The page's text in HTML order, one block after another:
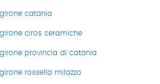
catania
ciros ceramiche
provincia di catania
rossella milazzo